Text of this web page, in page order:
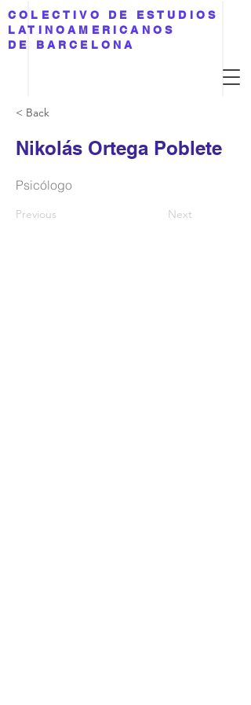
COLECTIVO DE ESTUDIOS
LATINOAMERICANOS
DE BARCELONA
< Back
Nikolás Ortega Poblete
Psicólogo
Previous Next